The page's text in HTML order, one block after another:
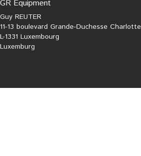
GR Equipment
Guy REUTER
11-13 boulevard Grande-Duchesse Charlotte
L-1331 Luxembourg
Luxemburg